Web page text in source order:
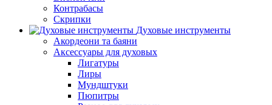
Контрабасы
Скрипки
Духовые инструменты
Акордеони та баяни
Аксессуары для духовых
Лигатуры
Лиры
Мундштуки
Пюпитры